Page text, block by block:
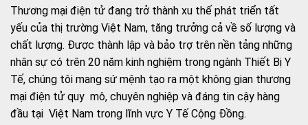
Thương mại điện tử đang trở thành xu thế phát triển tất
yếu của thị trường Việt Nam, tăng trưởng cả về số lượng và
chất lượng. Được thành lập và bảo trợ trên nền tảng những
nhân sự có trên 20 năm kinh nghiệm trong ngành Thiết Bị Y
Tế, chúng tôi mang sứ mệnh tạo ra một không gian thương
mại điện tử quy mô, chuyên nghiệp và đáng tin cậy hàng
đầu tại Việt Nam trong lĩnh vực Y Tế Cộng Đồng.